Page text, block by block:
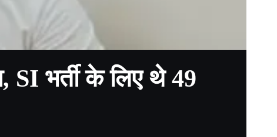
SI भर्ती के लिए थे 49